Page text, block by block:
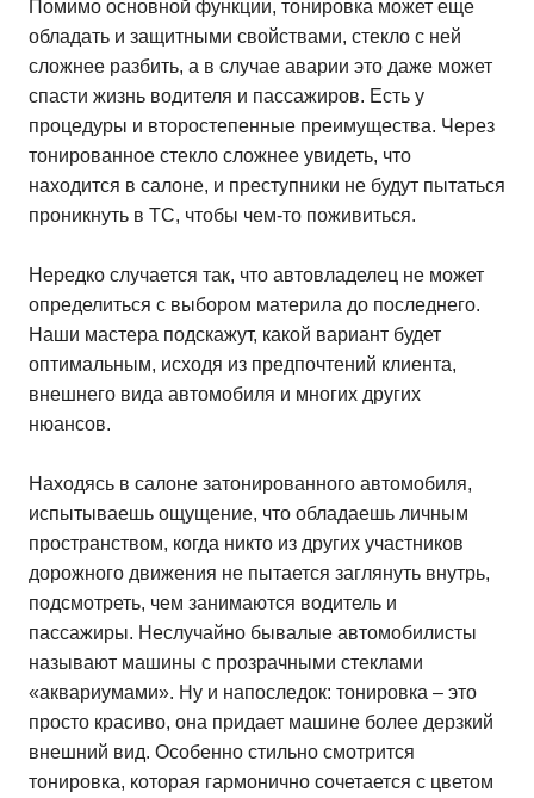
Помимо основной функции, тонировка может еще
обладать и защитными свойствами, стекло с ней
сложнее разбить, а в случае аварии это даже может
спасти жизнь водителя и пассажиров. Есть у
процедуры и второстепенные преимущества. Через
тонированное стекло сложнее увидеть, что
находится в салоне, и преступники не будут пытаться
проникнуть в ТС, чтобы чем-то поживиться.
Нередко случается так, что автовладелец не может
определиться с выбором материла до последнего.
Наши мастера подскажут, какой вариант будет
оптимальным, исходя из предпочтений клиента,
внешнего вида автомобиля и многих других
нюансов.
Находясь в салоне затонированного автомобиля,
испытываешь ощущение, что обладаешь личным
пространством, когда никто из других участников
дорожного движения не пытается заглянуть внутрь,
подсмотреть, чем занимаются водитель и
пассажиры. Неслучайно бывалые автомобилисты
называют машины с прозрачными стеклами
«аквариумами». Ну и напоследок: тонировка – это
просто красиво, она придает машине более дерзкий
внешний вид. Особенно стильно смотрится
тонировка, которая гармонично сочетается с цветом